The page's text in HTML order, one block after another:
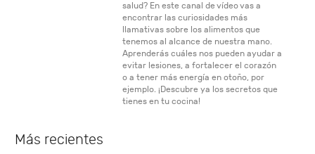
salud? En este canal de vídeo vas a
encontrar las curiosidades más
llamativas sobre los alimentos que
tenemos al alcance de nuestra mano.
Aprenderás cuáles nos pueden ayudar a
evitar lesiones, a fortalecer el corazón
o a tener más energía en otoño, por
ejemplo. ¡Descubre ya los secretos que
tienes en tu cocina!
Más recientes